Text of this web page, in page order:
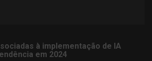
à implementação de IA
em 2024